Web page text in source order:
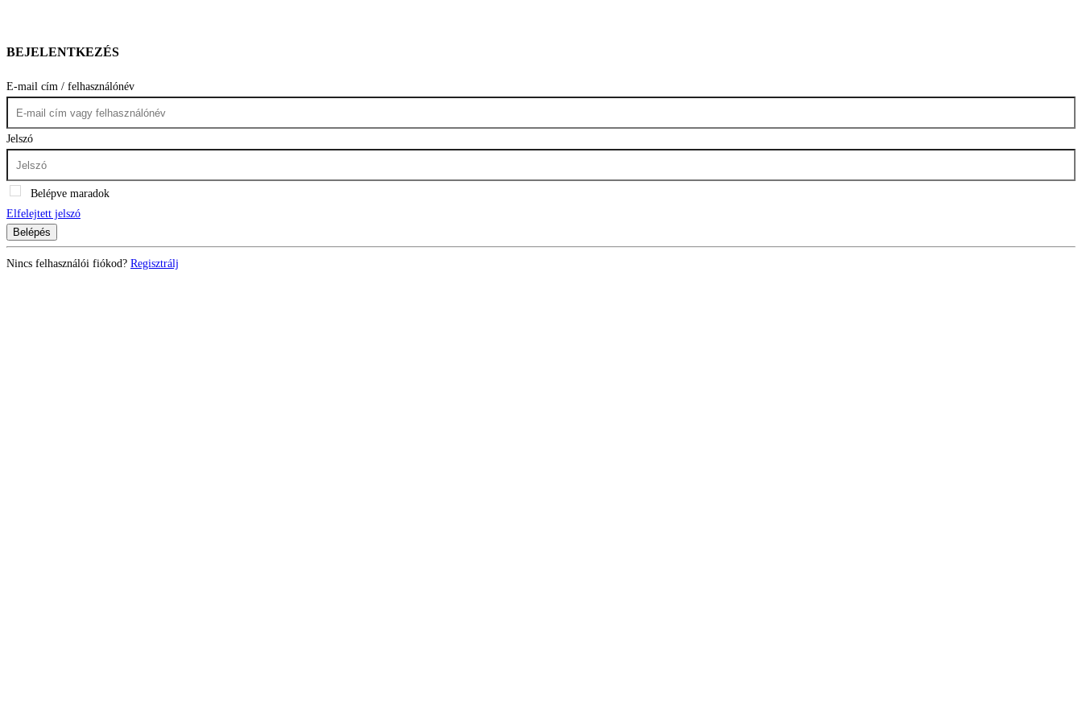
BEJELENTKEZÉS
E-mail cím / felhasználónév
Jelszó
Belépve maradok
Elfelejtett jelszó
Belépés
Nincs felhasználói fiókod? Regisztrálj